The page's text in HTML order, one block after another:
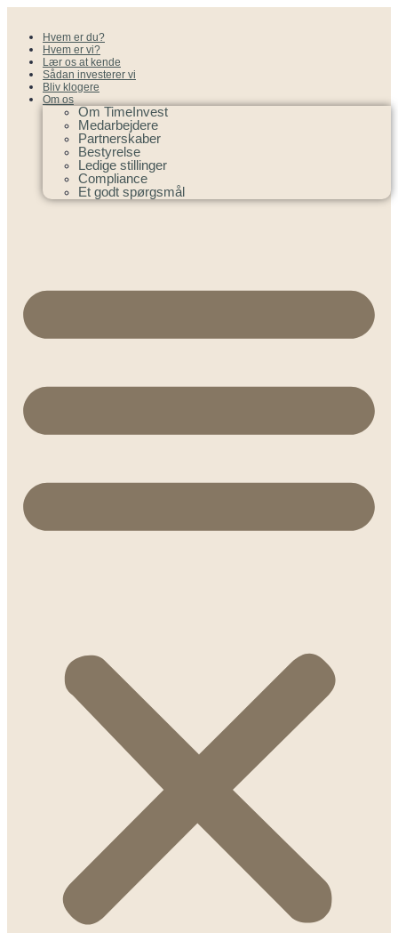
Hvem er du?
Hvem er vi?
Lær os at kende
Sådan investerer vi
Bliv klogere
Om os
Om TimeInvest
Medarbejdere
Partnerskaber
Bestyrelse
Ledige stillinger
Compliance
Et godt spørgsmål